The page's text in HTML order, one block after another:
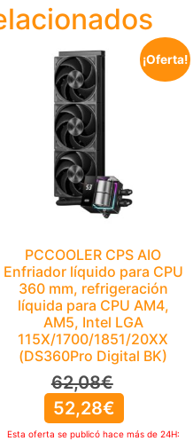
¡Oferta!
PCCOOLER CPS AIO
Enfriador líquido para CPU
360 mm, refrigeración
líquida para CPU AM4,
AM5, Intel LGA
115X/1700/1851/20XX
(DS360Pro Digital BK)
62,08€
52,28€
Esta oferta se publicó hace más de 24H: